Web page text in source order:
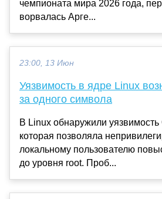
чемпионата мира 2026 года,
ворвалась Арге...
23:00, 13 Июн
Уязвимость в ядре Linux
за одного символа
В Linux обнаружили уязвимость
которая позволяла
локальному пользователю
до уровня root. Проб...